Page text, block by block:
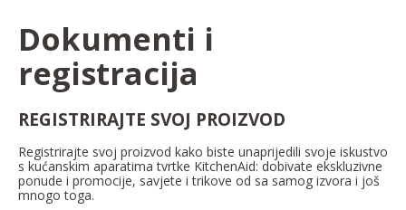
Dokumenti i
registracija
REGISTRIRAJTE SVOJ PROIZVOD
Registrirajte svoj proizvod kako biste unaprijedili svoje iskustvo
s kućanskim aparatima tvrtke KitchenAid: dobivate ekskluzivne
ponude i promocije, savjete i trikove od sa samog izvora i još
mnogo toga.